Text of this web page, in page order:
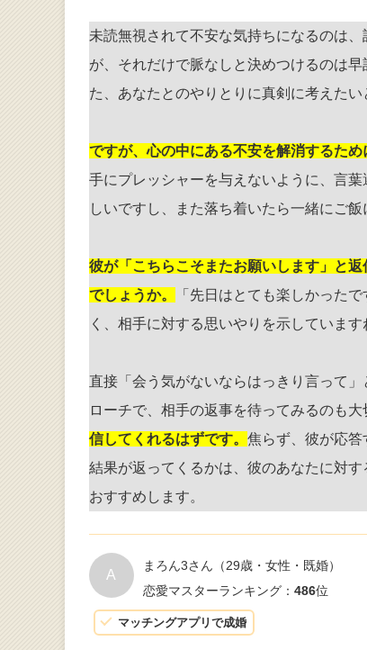
未読無視されて不安な気持ちになるのは
が、それだけで脈なしと決めつけるのは
た、あなたとのやりとりに真剣に考えたい
ですが、心の中にある不安を解消するた
手にプレッシャーを与えないように、言
しいですし、また落ち着いたら一緒にご
彼が「こちらこそまたお願いします」と
でしょうか。
「先日はとても楽しかった
く、相手に対する思いやりを示しています
直接「会う気がないならはっきり言って
ローチで、相手の返事を待ってみるのも大
信してくれるはずです。 焦らず、彼が応
結果が返ってくるかは、彼のあなたに対
おすすめします。
A
まろん3さん （29歳・女性・既婚）
恋愛マスターランキング： 486位
マッチングアプリで成婚